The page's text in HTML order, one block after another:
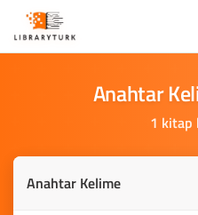
Anahtar
1 kitap